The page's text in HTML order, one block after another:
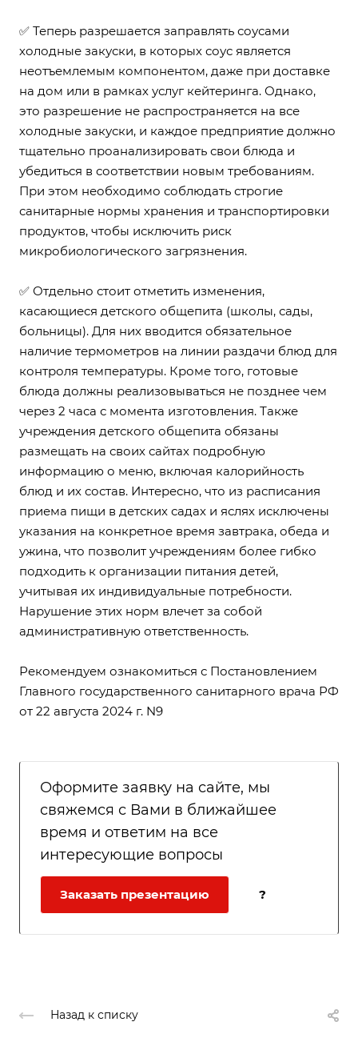
Оформите заявку на сайте, мы
свяжемся с Вами в ближайшее
время и ответим на все
интересующие вопросы
Заказать презентацию ?
✅ Теперь разрешается заправлять соусами
холодные закуски, в которых соус является
неотъемлемым компонентом, даже при доставке
на дом или в рамках услуг кейтеринга. Однако,
это разрешение не распространяется на все
холодные закуски, и каждое предприятие должно
тщательно проанализировать свои блюда и
убедиться в соответствии новым требованиям.
При этом необходимо соблюдать строгие
санитарные нормы хранения и транспортировки
продуктов, чтобы исключить риск
микробиологического загрязнения.
✅ Отдельно стоит отметить изменения,
касающиеся детского общепита (школы, сады,
больницы). Для них вводится обязательное
наличие термометров на линии раздачи блюд для
контроля температуры. Кроме того, готовые
блюда должны реализовываться не позднее чем
через 2 часа с момента изготовления. Также
учреждения детского общепита обязаны
размещать на своих сайтах подробную
информацию о меню, включая калорийность
блюд и их состав. Интересно, что из расписания
приема пищи в детских садах и яслях исключены
указания на конкретное время завтрака, обеда и
ужина, что позволит учреждениям более гибко
подходить к организации питания детей,
учитывая их индивидуальные потребности.
Нарушение этих норм влечет за собой
административную ответственность.
Рекомендуем ознакомиться с Постановлением
Главного государственного санитарного врача РФ
от 22 августа 2024 г. N9
Назад к списку